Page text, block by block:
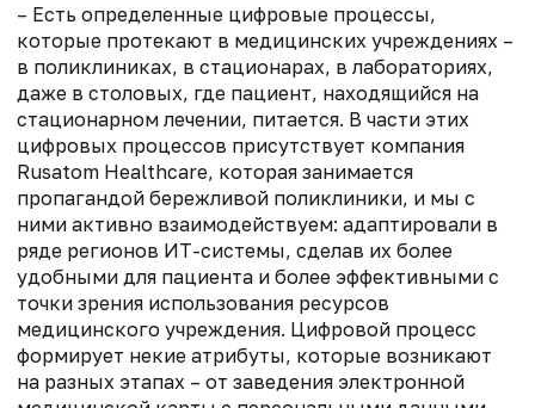
– Есть определенные цифровые процессы,
которые протекают в медицинских учреждениях –
в поликлиниках, в стационарах, в лабораториях,
даже в столовых, где пациент, находящийся на
стационарном лечении, питается. В части этих
цифровых процессов присутствует компания
Rusatom Healthcare, которая занимается
пропагандой бережливой поликлиники, и мы с
ними активно взаимодействуем: адаптировали в
ряде регионов ИТ-системы, сделав их более
удобными для пациента и более эффективными с
точки зрения использования ресурсов
медицинского учреждения. Цифровой процесс
формирует некие атрибуты, которые возникают
на разных этапах – от заведения электронной